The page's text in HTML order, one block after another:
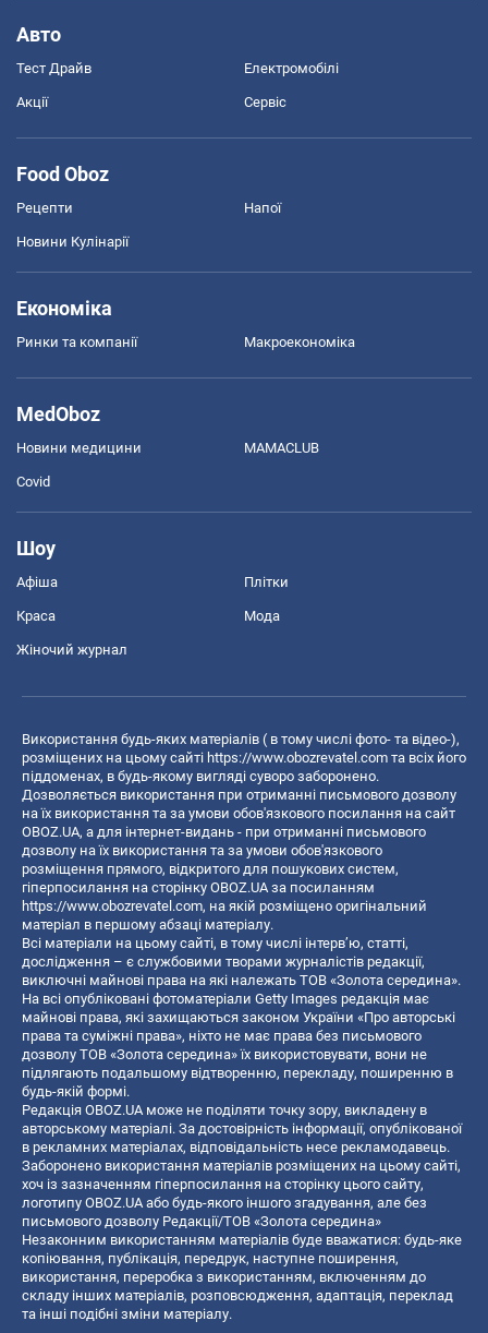
Авто
Тест Драйв Електромобілі
Акції Сервіс
Food Oboz
Рецепти Напої
Новини Кулінарії
Економіка
Ринки та компанії Макроекономіка
MedOboz
Новини медицини MAMACLUB
Covid
Шоу
Афіша Плітки
Краса Мода
Жіночий журнал
Використання будь-яких матеріалів ( в тому числі фото- та відео-),
розміщених на цьому сайті https://www.obozrevatel.com та всіх його
піддоменах, в будь-якому вигляді суворо заборонено.
Дозволяється використання при отриманні письмового дозволу
на їх використання та за умови обов'язкового посилання на сайт
OBOZ.UA, а для інтернет-видань - при отриманні письмового
дозволу на їх використання та за умови обов'язкового
розміщення прямого, відкритого для пошукових систем,
гіперпосилання на сторінку OBOZ.UA за посиланням
https://www.obozrevatel.com, на якій розміщено оригінальний
матеріал в першому абзаці матеріалу.
Всі матеріали на цьому сайті, в тому числі інтерв’ю, статті,
дослідження – є службовими творами журналістів редакції,
виключні майнові права на які належать ТОВ «Золота середина».
На всі опубліковані фотоматеріали Getty Images редакція має
майнові права, які захищаються законом України «Про авторські
права та суміжні права», ніхто не має права без письмового
дозволу ТОВ «Золота середина» їх використовувати, вони не
підлягають подальшому відтворенню, перекладу, поширенню в
будь-якій формі.
Редакція OBOZ.UA може не поділяти точку зору, викладену в
авторському матеріалі. За достовірність інформації, опублікованої
в рекламних матеріалах, відповідальність несе рекламодавець.
Заборонено використання матеріалів розміщених на цьому сайті,
хоч із зазначенням гіперпосилання на сторінку цього сайту,
логотипу OBOZ.UA або будь-якого іншого згадування, але без
письмового дозволу Редакції/ТОВ «Золота середина»
Незаконним використанням матеріалів буде вважатися: будь-яке
копiювання, публiкацiя, передрук, наступне поширення,
використання, переробка з використанням, включенням до
складу інших матеріалів, розповсюдження, адаптація, переклад
та інші подібні зміни матеріалу.